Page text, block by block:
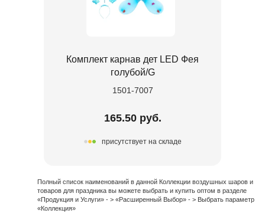
Комплект карнав дет LED Фея
голубой/G
1501-7007
165.50 руб.
присутствует на складе
Полный список наименований в данной Коллекции воздушных шаров и
товаров для праздника вы можете выбрать и купить оптом в разделе
«Продукция и Услуги» - > «Расширенный Выбор» - > Выбрать параметр
«Коллекция»